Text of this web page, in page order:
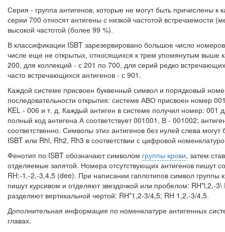
Серия - группа антигенов, которые не могут быть причислены к
серии 700 относят антигены с низкой частотой встре­чаемости
высокой частотой (более 99 %).
В классификации ISBT зарезервировано большое число
числе еще не открытых, относящихся к трем упомяну­тым выше
200, для коллекций - с 201 по 700, для серий редко
часто встречающихся антигенов - с 901.
Каждой системе присвоен буквенный символ и порядковый
последовательности открытия: системе АВО присвоен номер
KEL - 006 и т. д. Каждый антиген в системе получил номер: 001
полный код антигена А соответствует 001001, В - 001002;
соответственно. Символы этих антигенов без нулей слева
ISBT или Rhl, Rh2, Rh3 в соответствии с цифровой
Фенотип по ISBT обозначают символом группы крови, затем
отделяемые запятой. Номера отсутствующих анти­генов пишут
RH:-1,-2,-3,4,5 (dee). При написании гаплотипов символ группы
пишут курсивом и отделяют звездочкой или пробелом: RH*l,2,-
разделяют вертикальной чертой: RH*1,2-3/4,5; RH 1,2,-3/4,5.
Дополнительная информация по номенклатуре антигенных
главах.